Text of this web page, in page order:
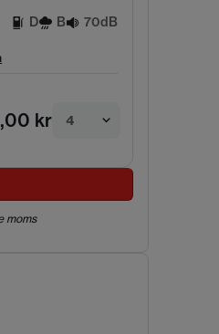
D B 70dB
kr 4
moms